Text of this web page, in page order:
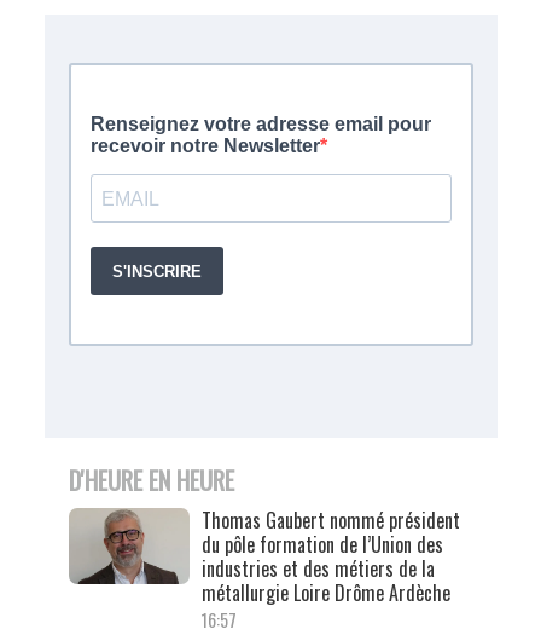
D'HEURE EN HEURE
Thomas Gaubert nommé président
du pôle formation de l’Union des
industries et des métiers de la
métallurgie Loire Drôme Ardèche
16:57